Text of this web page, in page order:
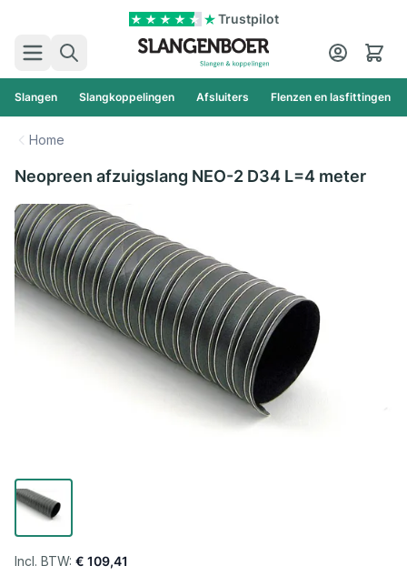
Trustpilot
Zoek
Cart
Slangen Slangkoppelingen Afsluiters Flenzen en lasfittingen
Home
Neopreen afzuigslang NEO-2 D34 L=4 meter
€ 109,41